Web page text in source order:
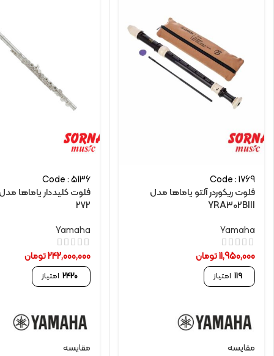
Code : 1769
فلوت ریکوردر آلتو یاماها مدل
YRA302BIII
Yamaha
11,950,000تومان
119 امتیاز
مقایسه
Code : 5136
272
Yamaha
242,000,000تومان
2420 امتیاز
مقایسه